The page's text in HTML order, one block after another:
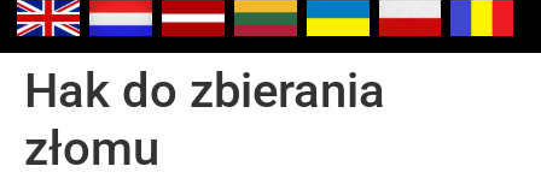
Hak do zbierania
złomu